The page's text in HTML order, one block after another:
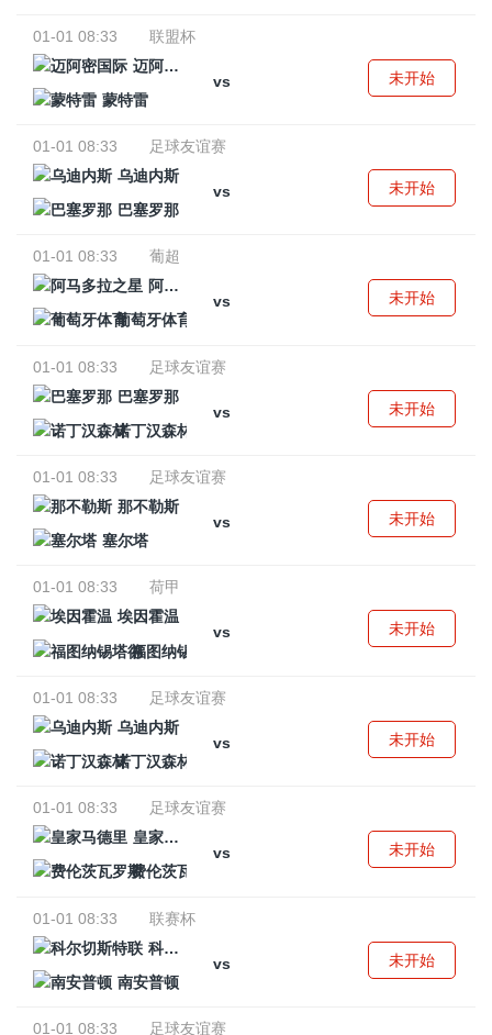
01-01 08:33
联盟杯
迈阿密国际
vs
蒙特雷
未开始
01-01 08:33
足球友谊赛
乌迪内斯
vs
巴塞罗那
未开始
01-01 08:33
葡超
阿马多拉之星
vs
葡萄牙体育
未开始
01-01 08:33
足球友谊赛
巴塞罗那
vs
诺丁汉森林
未开始
01-01 08:33
足球友谊赛
那不勒斯
vs
塞尔塔
未开始
01-01 08:33
荷甲
埃因霍温
vs
福图纳锡塔德
未开始
01-01 08:33
足球友谊赛
乌迪内斯
vs
诺丁汉森林
未开始
01-01 08:33
足球友谊赛
皇家马德里
vs
费伦茨瓦罗斯
未开始
01-01 08:33
联赛杯
科尔切斯特联
vs
南安普顿
未开始
01-01 08:33
足球友谊赛